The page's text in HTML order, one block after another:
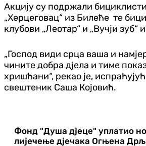
Акцију су подржали
„Херцеговац“ из Билеће те
клубови „Леотар“ и „Вучји зуб“
„Господ види срца ваша и
чините добра дјела и тиме
хришћани“, рекао је,
свештеник Саша Којовић.
Фонд "Душа дјеце" уплатио
лијечење дјечака Огњена